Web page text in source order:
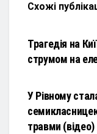
Схожі
Трагедія на
струмом на
У Рівному
травми (відео)